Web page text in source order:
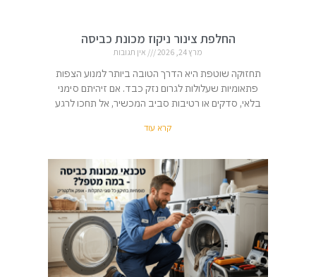
החלפת צינור ניקוז מכונת כביסה
מרץ 24, 2026 אין תגובות
תחזוקה שוטפת היא הדרך הטובה ביותר למנוע הצפות
פתאומיות שעלולות לגרום נזק כבד. אם זיהיתם סימני
בלאי, סדקים או רטיבות סביב המכשיר, אל תחכו לרגע
קרא עוד